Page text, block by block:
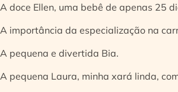
A doce Ellen, uma bebê de apenas 25
A importância da especialização na
A pequena e divertida Bia.
A pequena Laura, minha xará linda,